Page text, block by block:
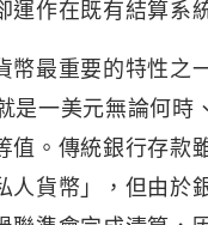
運作在既有結算系
幣最重要的特性之
一美元無論何時
值。傳統銀行存款
人貨幣」，但由於